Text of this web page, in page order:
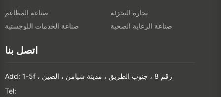
صناعة المطاعم
تجارة التجزئة
صناعة الخدمات اللوجستية
صناعة الرعاية الصحية
اتصل بنا
Add: 1-5f ، رقم 8 ، جنوب الطريق ، مدينة شيامن ، الصين
Tel: